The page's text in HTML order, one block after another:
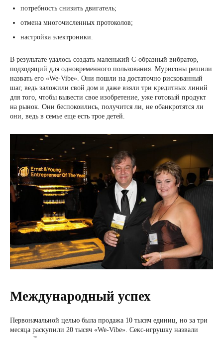
потребность снизить двигатель;
отмена многочисленных протоколов;
настройка электроники.
В результате удалось создать маленький С-образный вибратор,
подходящий для одновременного пользования. Мурисоны решили
назвать его «We-Vibe». Они пошли на достаточно рискованный
шаг, ведь заложили свой дом и даже взяли три кредитных линий
для того, чтобы вывести свое изобретение, уже готовый продукт
на рынок. Они беспокоились, получится ли, не обанкротятся ли
они, ведь в семье еще есть трое детей.
Международный успех
Первоначальной целью была продажа 10 тысяч единиц, но за три
месяца раскупили 20 тысяч «We-Vibe». Секс-игрушку назвали